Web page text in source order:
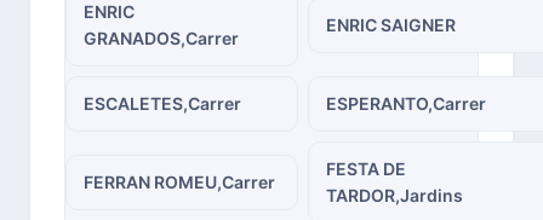
ENRIC
GRANADOS,Carrer
ENRIC SAIGNER
ESCALETES,Carrer ESPERANTO,Carrer
FERRAN ROMEU,Carrer
FESTA DE
TARDOR,Jardins